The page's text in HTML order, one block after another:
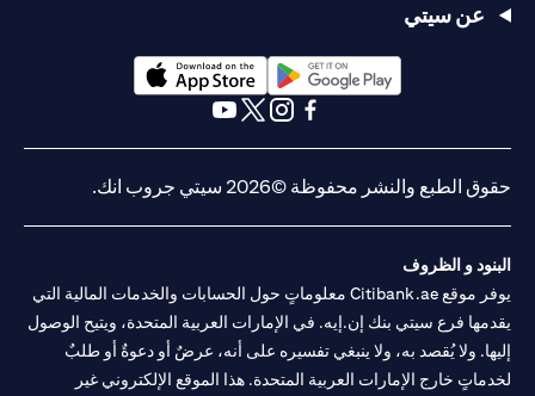
عن سيتي
(opens in a new tab)
حقوق الطبع والنشر محفوظة ©2026 سيتي جروب انك.
البنود و الظروف
يوفر موقع Citibank.ae معلوماتٍ حول الحسابات والخدمات المالية التي
يقدمها فرع سيتي بنك إن.إيه. في الإمارات العربية المتحدة، ويتيح الوصول
إليها. ولا يُقصد به، ولا ينبغي تفسيره على أنه، عرضٌ أو دعوةٌ أو طلبٌ
لخدماتٍ خارج الإمارات العربية المتحدة. هذا الموقع الإلكتروني غير